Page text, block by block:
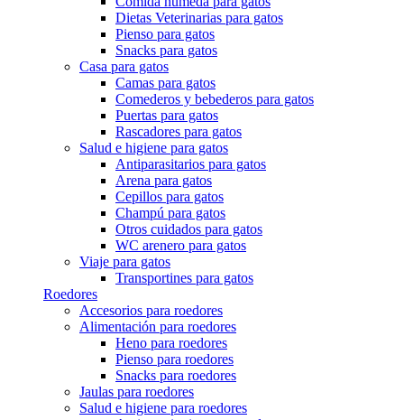
Dietas Veterinarias para gatos
Pienso para gatos
Snacks para gatos
Casa para gatos
Camas para gatos
Comederos y bebederos para gatos
Puertas para gatos
Rascadores para gatos
Salud e higiene para gatos
Antiparasitarios para gatos
Arena para gatos
Cepillos para gatos
Champú para gatos
Otros cuidados para gatos
WC arenero para gatos
Viaje para gatos
Transportines para gatos
Roedores
Accesorios para roedores
Alimentación para roedores
Heno para roedores
Pienso para roedores
Snacks para roedores
Jaulas para roedores
Salud e higiene para roedores